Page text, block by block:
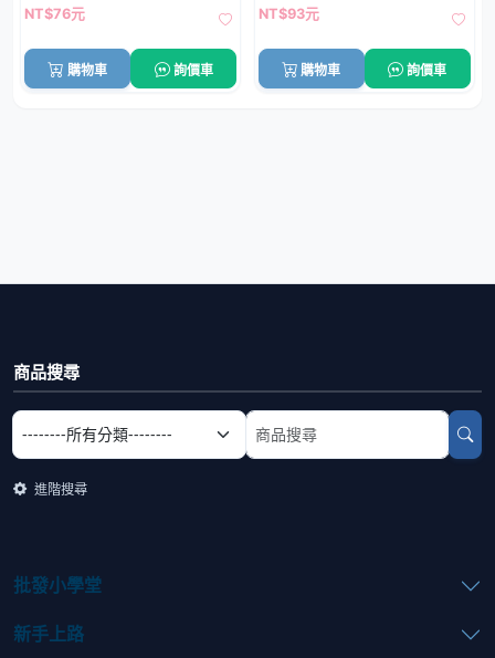
NT$76元
購物車 詢價車
NT$93元
購物車 詢價車
商品搜尋
選擇商品分類
搜尋商品關鍵字
進階搜尋
批發小學堂
新手上路